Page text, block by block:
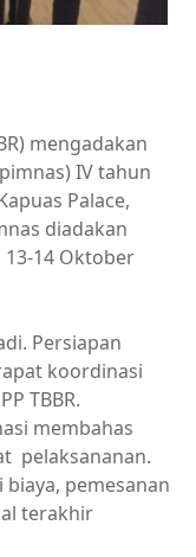
mengadakan
IV tahun
Palace,
diadakan
13-14 Oktober
Persiapan
koordinasi
TBBR.
membahas
pelaksananan.
pemesanan
terakhir